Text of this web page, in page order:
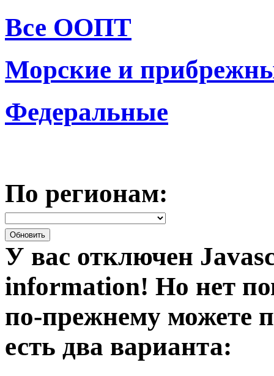
Все ООПТ
Морские и
Федеральные
По регионам:
У вас отключен
information! Но нет
по-прежнему можете
есть два варианта: